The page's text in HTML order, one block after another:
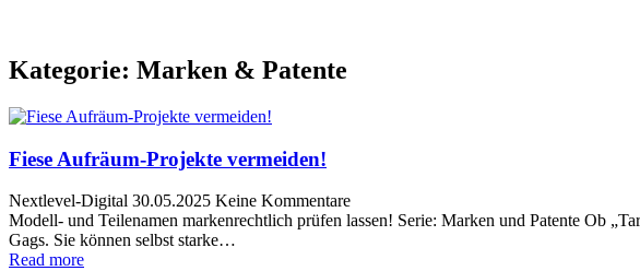
Kategorie: Marken & Patente
Fiese Aufräum-Projekte vermeiden!
Nextlevel-Digital 30.05.2025 Keine Kommentare
Modell- und Teilenamen markenrechtlich prüfen lassen! Serie: Marken und Patente Ob
Gags. Sie können selbst starke…
Read more